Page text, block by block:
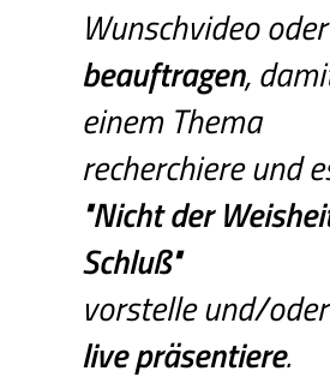
Wunschvideo
beauftragen,
einem Thema
recherchiere und
"Nichtder
Schluß"
vorstelle und/oder
live präsentiere.